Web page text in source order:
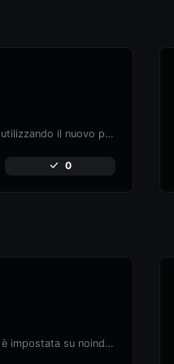
Verifica se un sito web sta utilizzando il nuovo protocollo HTTP/2 o no.
0
Verifica se una pagina web è impostata su noindex, impedendone la comparsa nei motori di ricerca.